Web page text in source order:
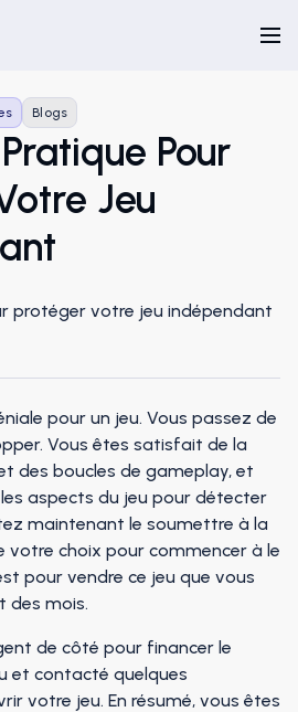
Blogs
Pour
Jeu
pour un jeu. Vous passez de
Vous êtes satisfait de la
des boucles de gameplay, et
aspects du jeu pour détecter
maintenant le soumettre à la
choix pour commencer à le
pour vendre ce jeu que vous
des mois.
de côté pour financer le
et contacté quelques
votre jeu. En résumé, vous êtes